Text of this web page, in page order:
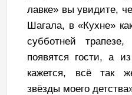
лавке» вы увидите,
Шагала, в «Кухне»
субботней
появятся гости, а
кажется, всё так
звёзды моего